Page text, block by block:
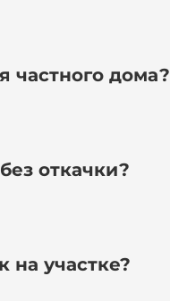
частного дома?
откачки?
на участке?